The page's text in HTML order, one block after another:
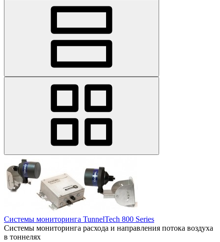
Системы мониторинга TunnelTech 800 Series
Системы мониторинга расхода и направления потока воздуха
в тоннелях